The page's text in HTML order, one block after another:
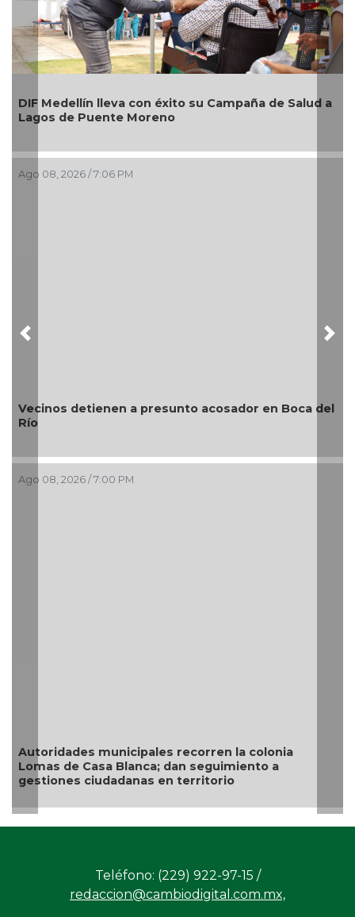
DIF Medellín lleva con éxito su Campaña de Salud a
Lagos de Puente Moreno
Ago 08, 2026 / 7:06 PM
Vecinos detienen a presunto acosador en Boca del
Río
Ago 08, 2026 / 7:00 PM
Autoridades municipales recorren la colonia
Lomas de Casa Blanca; dan seguimiento a
gestiones ciudadanas en territorio
Previous
Teléfono: (229) 922-97-15 /
redaccion@cambiodigital.com.mx,